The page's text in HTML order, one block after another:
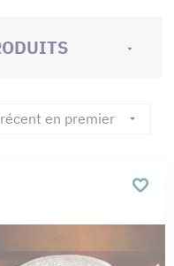
en premier